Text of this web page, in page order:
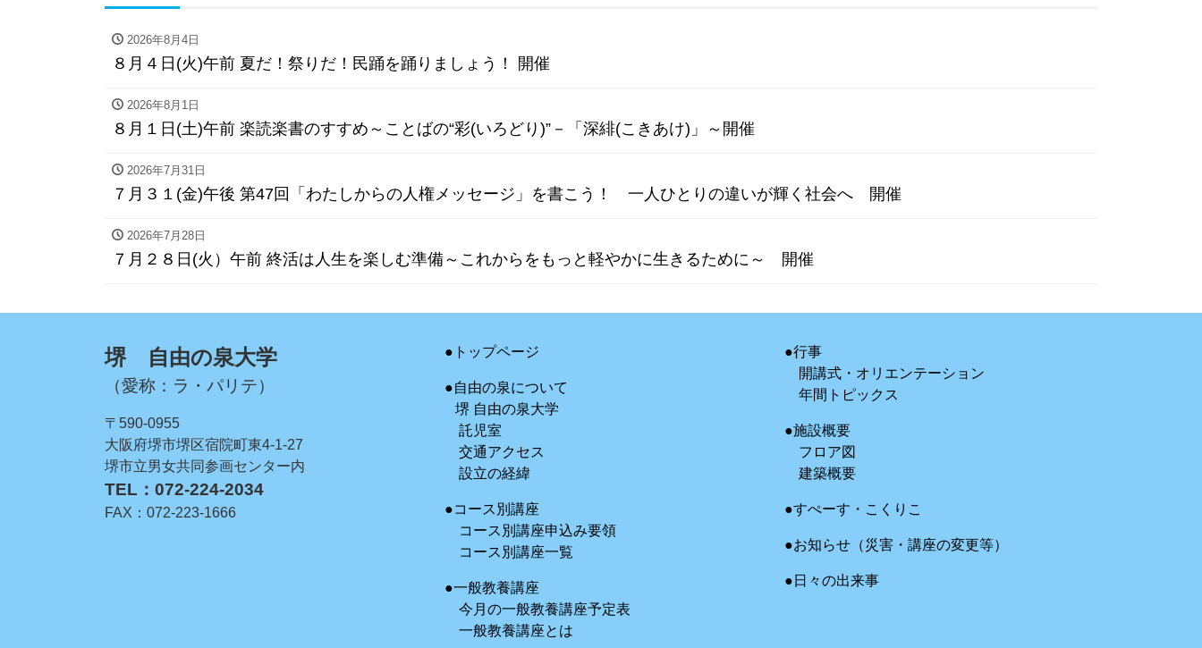
2026年8月4日
８月４日(火)午前 夏だ！祭りだ！民踊を踊りましょう！ 開催
2026年8月1日
８月１日(土)午前 楽読楽書のすすめ～ことばの“彩(いろどり)”－「深緋(こきあけ)」～開催
2026年7月31日
７月３１(金)午後 第47回「わたしからの人権メッセージ」を書こう！ 一人ひとりの違いが輝く社会へ 開催
2026年7月28日
７月２８日(火）午前 終活は人生を楽しむ準備～これからをもっと軽やかに生きるために～ 開催
堺 自由の泉大学
（愛称：ラ・パリテ）
〒590-0955
大阪府堺市堺区宿院町東4-1-27
堺市立男女共同参画センター内
TEL：072-224-2034
FAX：072-223-1666
●トップページ
●自由の泉について
堺 自由の泉大学
託児室
交通アクセス
設立の経緯
●コース別講座
コース別講座申込み要領
コース別講座一覧
●一般教養講座
今月の一般教養講座予定表
一般教養講座とは
●行事
開講式・オリエンテーション
年間トピックス
●施設概要
フロア図
建築概要
●すぺーす・こくりこ
●お知らせ（災害・講座の変更等）
●日々の出来事